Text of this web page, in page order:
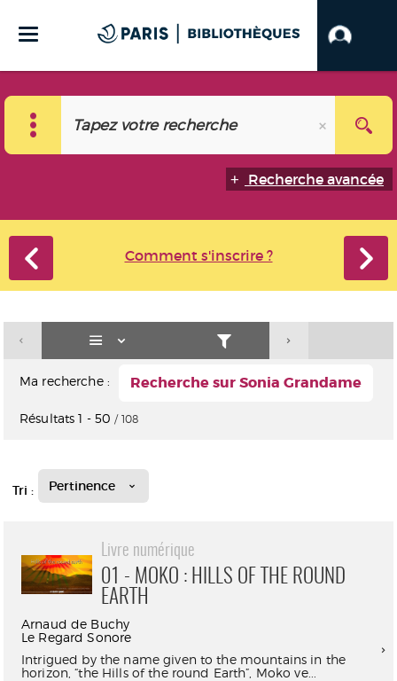
Recherche avancée
Comment s'inscrire ?
Ma recherche : Recherche sur Sonia Grandame
Résultats1 - 50 / 108
Tri : Pertinence
Livre numérique
01 - MOKO : HILLS OF THE ROUND
EARTH
Arnaud de Buchy
Le Regard Sonore
Intrigued by the name given to the mountains in the
horizon, “the Hills of the round Earth”, Moko ve...